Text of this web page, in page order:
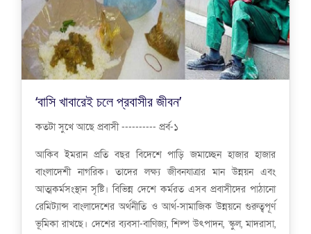
‘বাসি খাবারেই চলে প্রবাসীর জীবন’
কতটা সুখে আছে প্রবাসী ---------- প্রর্ব-১
আকিব ইমরান প্রতি বছর বিদেশে পাড়ি জমাচ্ছেন হাজার হাজার
বাংলাদেশী নাগরিক। তাদের লক্ষ্য জীবনযাত্রার মান উন্নয়ন এবং
আত্মকর্মসংস্থান সৃষ্টি। বিভিন্ন দেশে কর্মরত এসব প্রবাসীদের পাঠানো
রেমিট্যান্স বাংলাদেশের অর্থনীতি ও আর্থ-সামাজিক উন্নয়নে গুরুত্বপূর্ণ
ভূমিকা রাখছে। দেশের ব্যবসা-বাণিজ্য, শিল্প উৎপাদন, স্কুল, মাদরাসা,